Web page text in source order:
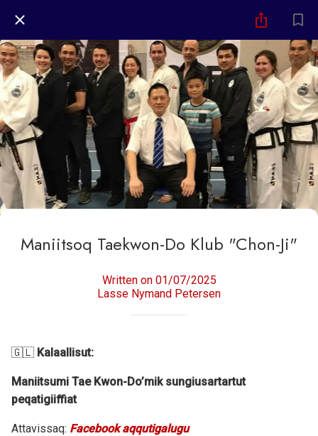
Maniitsoq Taekwon-Do Klub "Chon-Ji"
Written on 01/07/2025
Lasse Nymand Petersen
🇬🇱 Kalaallisut:
Maniitsumi Tae Kwon-Do’mik sungiusartartut
peqatigiiffiat
Attavissaq: Facebook aqqutigalugu